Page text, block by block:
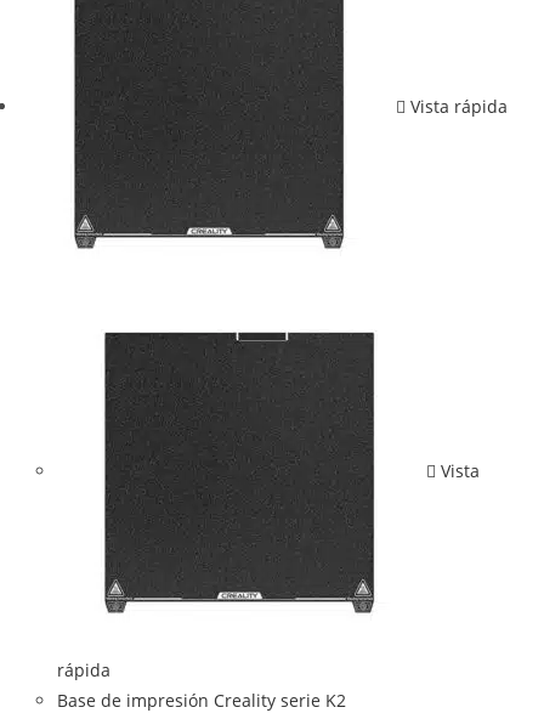
Vista rápida
Vista
rápida
Base de impresión Creality serie K2